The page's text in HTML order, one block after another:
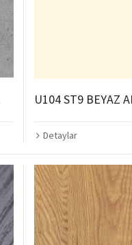
U104 ST9 BEYAZ
Detaylar